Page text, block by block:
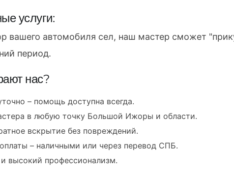
услуги:
вашего автомобиля сел, наш мастер сможет
период.
нас?
– помощь доступна всегда.
в любую точку Большой Ижоры и области.
вскрытие без повреждений.
– наличными или через перевод СПБ.
высокий профессионализм.